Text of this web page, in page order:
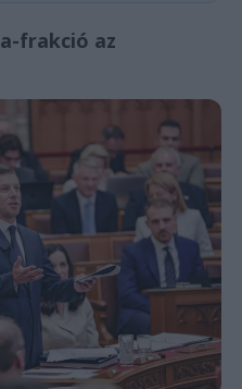
frakció az